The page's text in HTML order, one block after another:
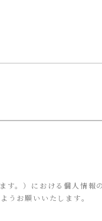
す。）における個人情報
うお願いいたします。